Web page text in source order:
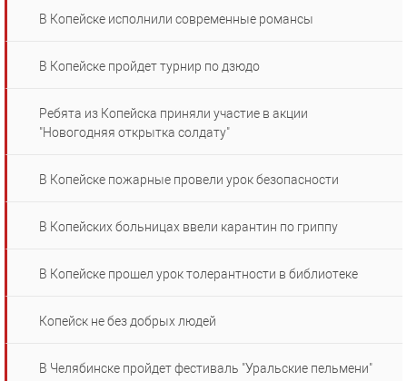
В Копейске исполнили современные романсы
В Копейске пройдет турнир по дзюдо
Ребята из Копейска приняли участие в акции
"Новогодняя открытка солдату"
В Копейске пожарные провели урок безопасности
В Копейских больницах ввели карантин по гриппу
В Копейске прошел урок толерантности в библиотеке
Копейск не без добрых людей
В Челябинске пройдет фестиваль "Уральские пельмени"